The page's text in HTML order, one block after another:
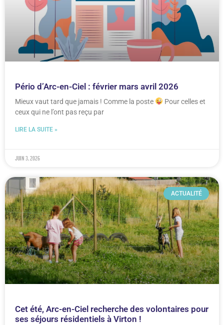
Pério d’Arc-en-Ciel : février mars avril 2026
Mieux vaut tard que jamais ! Comme la poste
Pour celles et
ceux qui ne l’ont pas reçu par
LIRE LA SUITE »
juin 3, 2026
ACTUALITÉ
Cet été, Arc-en-Ciel recherche des volontaires pour
ses séjours résidentiels à Virton !